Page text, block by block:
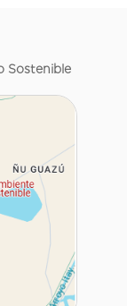
Sostenible